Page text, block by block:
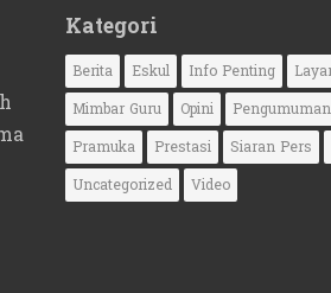
Kategori
Berita Eskul Info Penting
Mimbar Guru
Opini
Pengumuman
Pramuka
Prestasi
Siaran Pers
Uncategorized
Video